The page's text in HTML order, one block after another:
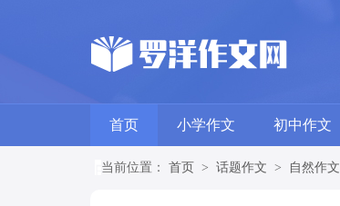
首页 小学作文 初中作文
当前位置： 首页 > 话题作文 > 自然作文